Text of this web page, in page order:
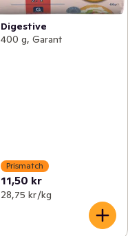
Digestive
400 g, Garant
Prismatch
11,50 kr
28,75 kr /kg